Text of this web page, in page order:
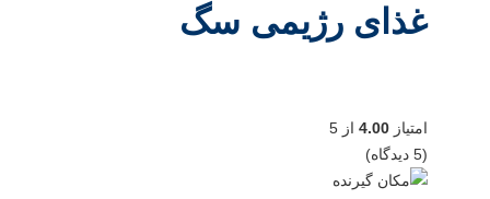
غذای رژیمی سگ
امتیاز 4.00 از 5
(5 دیدگاه)